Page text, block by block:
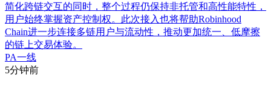
简化跨链交互的同时，整个过程仍保持非托管和高性能特性，
用户始终掌握资产控制权。此次接入也将帮助Robinhood
Chain进一步连接多链用户与流动性，推动更加统一、低摩擦
的链上交易体验。
PA一线
5分钟前